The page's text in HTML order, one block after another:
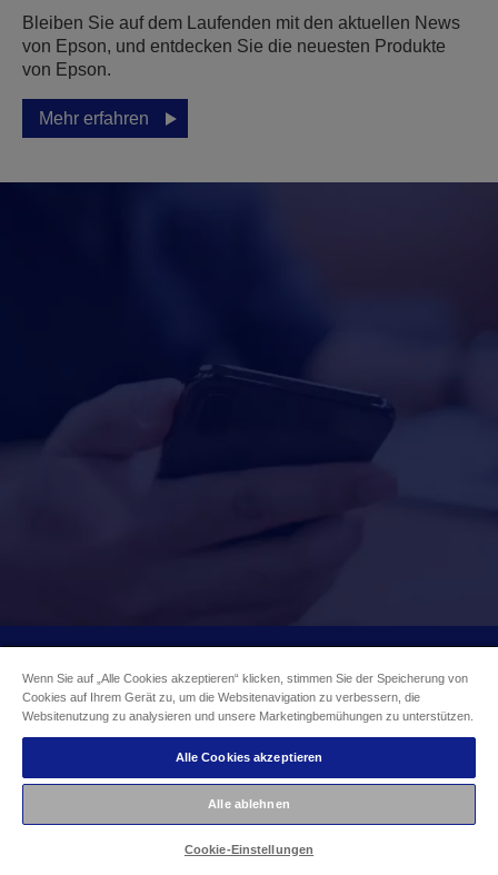
Bleiben Sie auf dem Laufenden mit den aktuellen News
von Epson, und entdecken Sie die neuesten Produkte
von Epson.
Mehr erfahren
Möchten Sie mehr
erfahren?
Wenn Sie auf „Alle Cookies akzeptieren“ klicken, stimmen Sie der Speicherung von
Cookies auf Ihrem Gerät zu, um die Websitenavigation zu verbessern, die
Websitenutzung zu analysieren und unsere Marketingbemühungen zu unterstützen.
Alle Cookies akzeptieren
Alle ablehnen
Cookie-Einstellungen